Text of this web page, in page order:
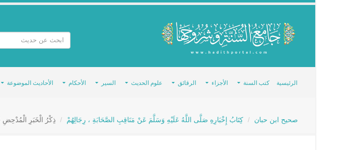
الرئيسية كتب السنة الأجزاء الرقائق علوم الحديث السير الأحكام الأحاديث الموضوعة
صحيح ابن حبان كِتَابُ إِخْبَارِهِ صَلَّى اللَّهُ عَلَيْهِ وَسَلَّمَ عَنْ مَنَاقِبِ الصَّحَابَةِ ، رِجَالِهُمْ ذِكْرُ الْخَبَرِ